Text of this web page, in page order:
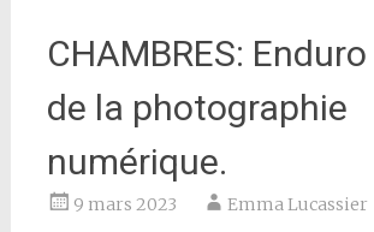
CHAMBRES:
de la photographie
numérique.
9 mars 2023 Emma Lucassier